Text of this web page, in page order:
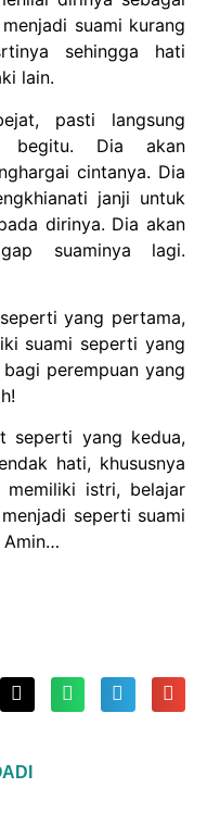
suami kurang
sehingga hati
lain.
pasti langsung
begitu. Dia akan
cintanya. Dia
janji untuk
dirinya. Dia akan
suaminya lagi.
yang pertama,
suami seperti yang
perempuan yang
seperti yang kedua,
hati, khususnya
istri, belajar
seperti suami
Amin…